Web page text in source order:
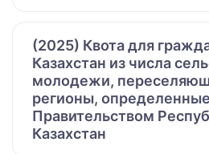
(2025) Квота для
Казахстан из числа
молодежи,
регионы, определенные
Правительством
Казахстан